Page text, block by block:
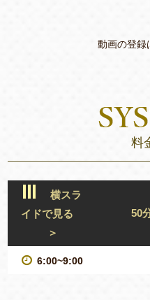
動画の登録
料
横スラ
イドで見る
＞
50
6:00~9:00